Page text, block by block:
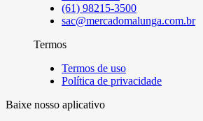
(61) 98215-3500
sac@mercadomalunga.com.br
Termos
Termos de uso
Política de privacidade
Baixe nosso aplicativo